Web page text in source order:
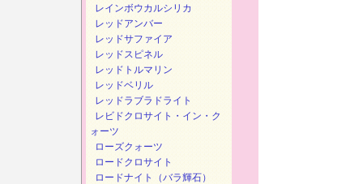
レインボウカルシリカ
レッドアンバー
レッドサファイア
レッドスピネル
レッドトルマリン
レッドベリル
レッドラブラドライト
レビドクロサイト・イン・ク
ォーツ
ローズクォーツ
ロードクロサイト
ロードナイト（バラ輝石）